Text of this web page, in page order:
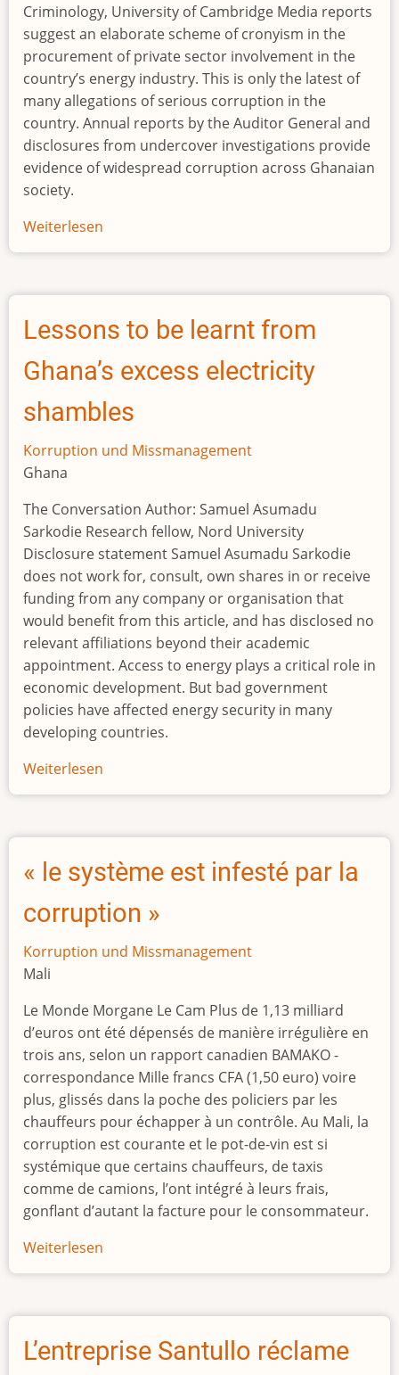
Criminology, University of Cambridge Media reports
suggest an elaborate scheme of cronyism in the
procurement of private sector involvement in the
country’s energy industry. This is only the latest of
many allegations of serious corruption in the
country. Annual reports by the Auditor General and
disclosures from undercover investigations provide
evidence of widespread corruption across Ghanaian
society.
Weiterlesen
A
scandal
in
news
in
Ghana
again
Lessons to be learnt from
Ghana’s excess electricity
shambles
Korruption und Missmanagement
Ghana
The Conversation Author: Samuel Asumadu
Sarkodie Research fellow, Nord University
Disclosure statement Samuel Asumadu Sarkodie
does not work for, consult, own shares in or receive
funding from any company or organisation that
would benefit from this article, and has disclosed no
relevant affiliations beyond their academic
appointment. Access to energy plays a critical role in
economic development. But bad government
policies have affected energy security in many
developing countries.
Weiterlesen
Lessons
be
learnt
from
Ghana’s
excess
electricity
« le système est infesté par la
corruption »
Korruption und Missmanagement
Mali
Le Monde Morgane Le Cam Plus de 1,13 milliard
d’euros ont été dépensés de manière irrégulière en
trois ans, selon un rapport canadien BAMAKO -
correspondance Mille francs CFA (1,50 euro) voire
plus, glissés dans la poche des policiers par les
chauffeurs pour échapper à un contrôle. Au Mali, la
corruption est courante et le pot-de-vin est si
systémique que certains chauffeurs, de taxis
comme de camions, l’ont intégré à leurs frais,
gonflant d’autant la facture pour le consommateur.
Weiterlesen
«
système
est
infesté
L’entreprise Santullo réclame